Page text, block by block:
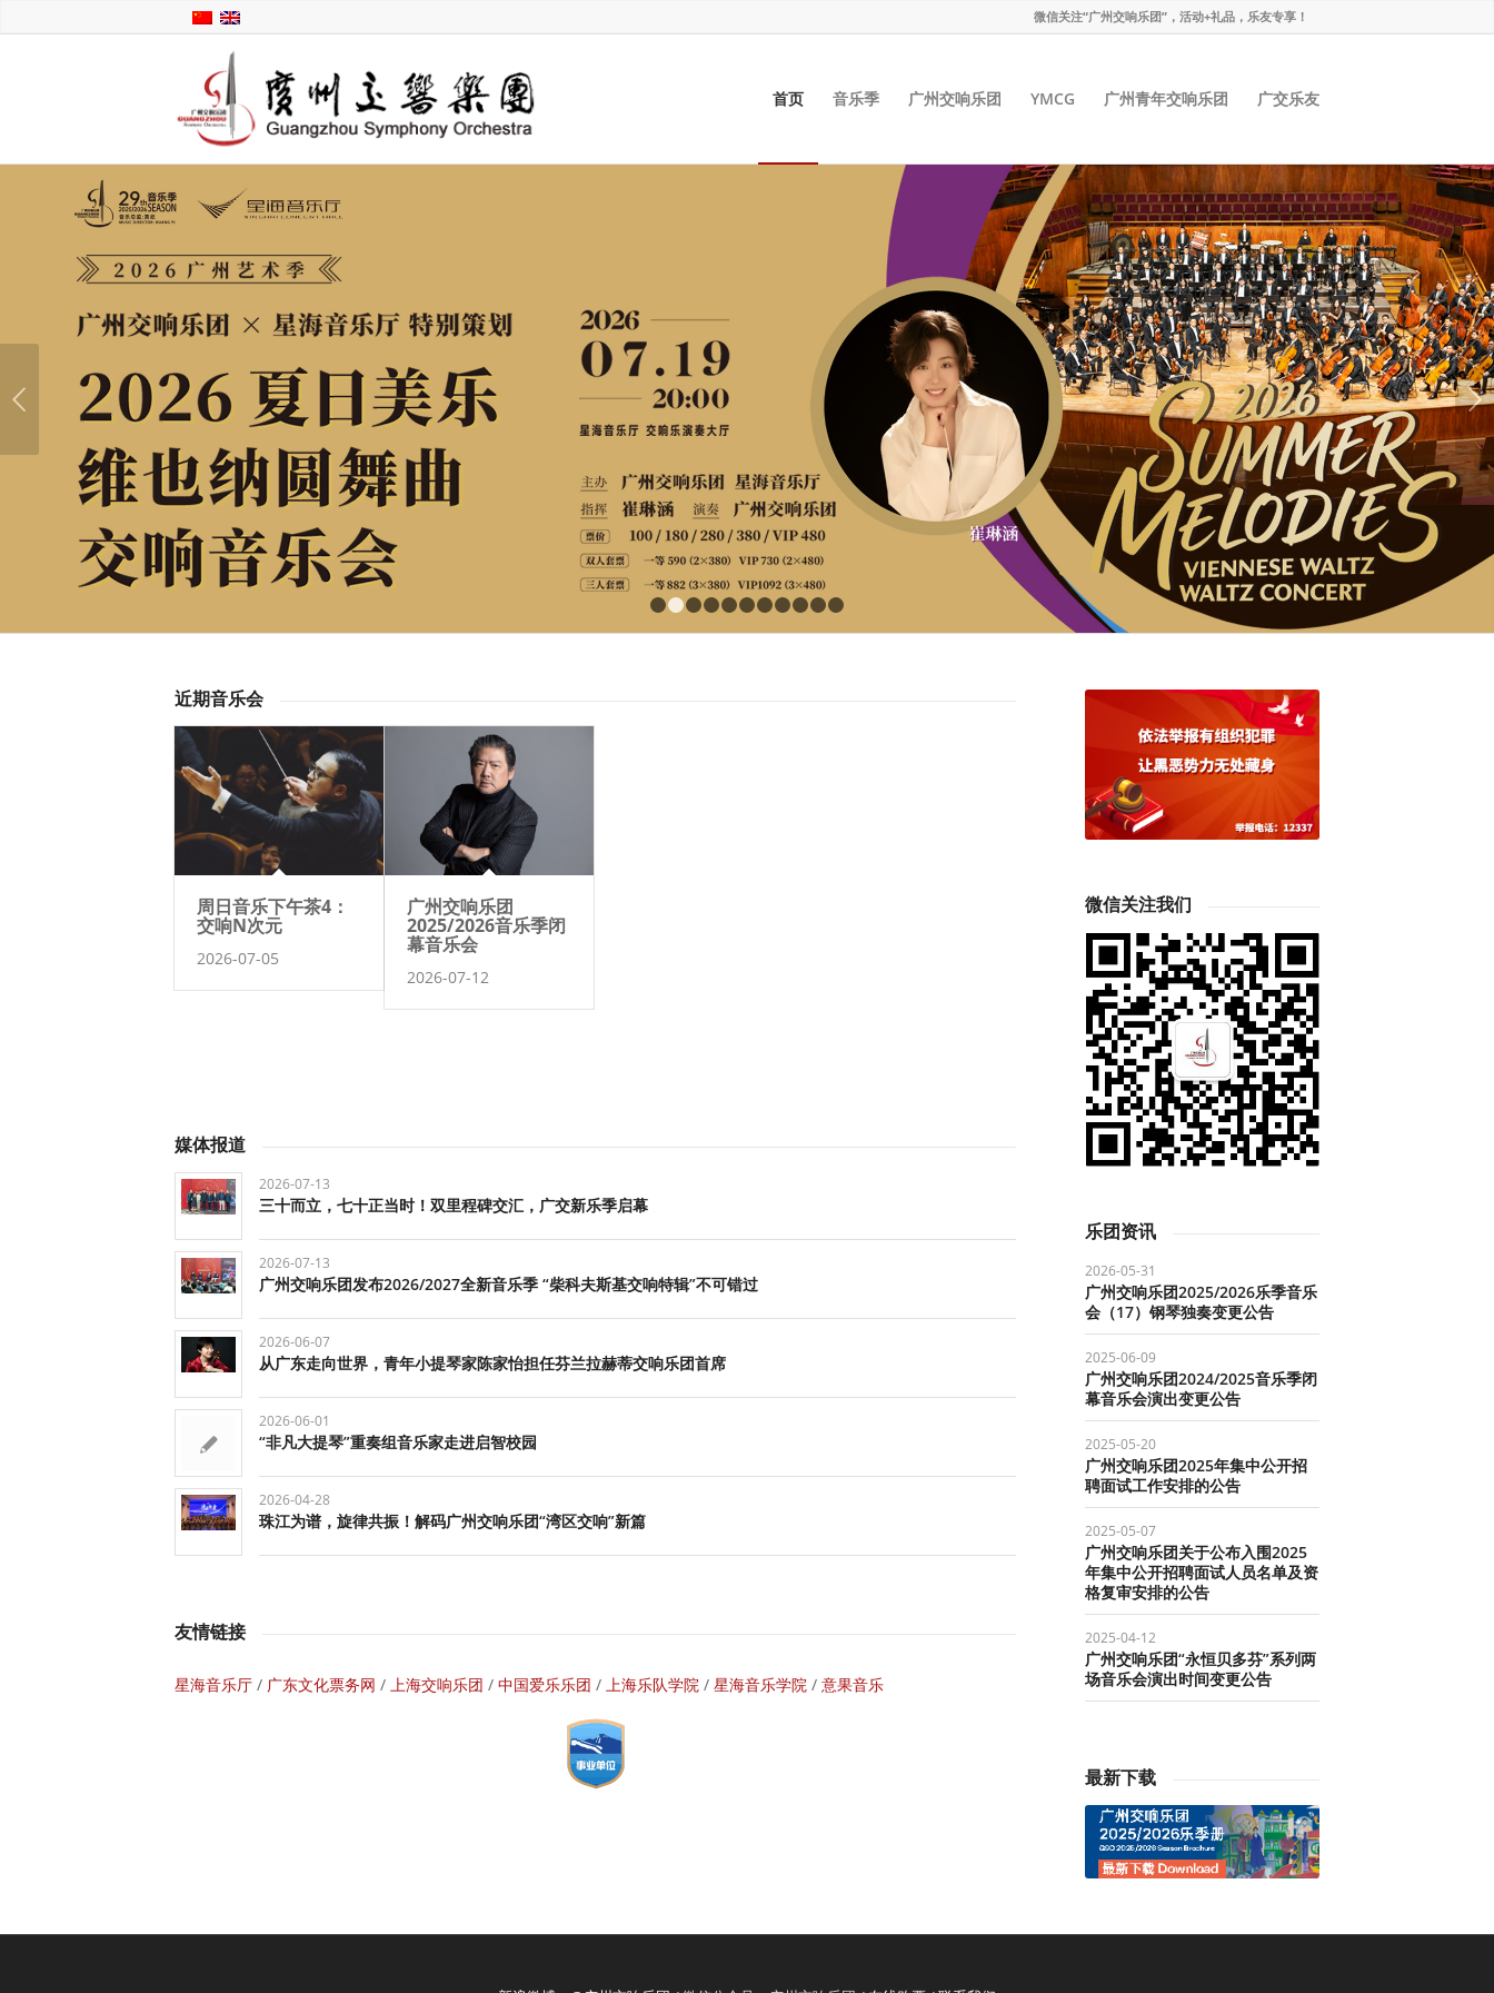
微信关注“广州交响乐团”，活动+礼品，乐友专享！
首页 音乐季 广州交响乐团 YMCG 广州青年交响乐团 广交乐友
下一页
1 2 3 4 5
近期音乐会
周日音乐下午茶4：
交响N次元
2026-07-05
广州交响乐团
2025/2026音乐季闭
幕音乐会
2026-07-12
媒体报道
2026-07-13
三十而立，七十正当时！双里程碑交汇，广交新乐季启幕
2026-07-13
广州交响乐团发布2026/2027全新音乐季 “柴科夫斯基交响特辑”不可错过
2026-06-07
从广东走向世界，青年小提琴家陈家怡担任芬兰拉赫蒂交响乐团首席
2026-06-01
“非凡大提琴”重奏组音乐家走进启智校园
2026-04-28
珠江为谱，旋律共振！解码广州交响乐团“湾区交响”新篇
友情链接
星海音乐厅 / 广东文化票务网 / 上海交响乐团 / 中国爱乐乐团 / 上海乐队学院 / 星海音乐学院 / 意果音乐
微信关注我们
乐团资讯
2026-05-31
广州交响乐团2025/2026乐季音乐
会（17）钢琴独奏变更公告
2025-06-09
广州交响乐团2024/2025音乐季闭
幕音乐会演出变更公告
2025-05-20
广州交响乐团2025年集中公开招
聘面试工作安排的公告
2025-05-07
广州交响乐团关于公布入围2025
年集中公开招聘面试人员名单及资
格复审安排的公告
2025-04-12
广州交响乐团“永恒贝多芬”系列两
场音乐会演出时间变更公告
最新下载